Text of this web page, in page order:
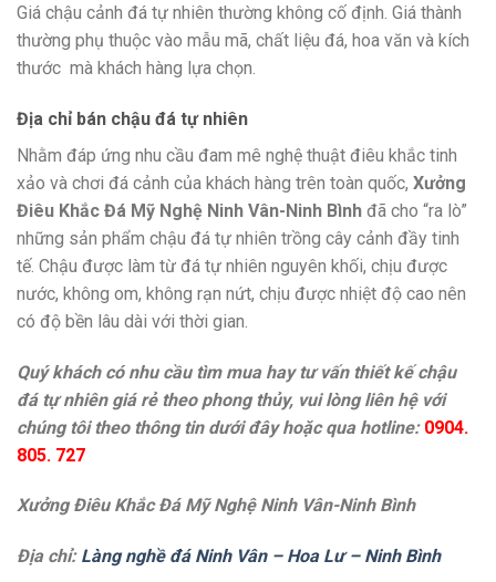
Giá chậu cảnh đá tự nhiên thường không cố định. Giá thành
thường phụ thuộc vào mẫu mã, chất liệu đá, hoa văn và kích
thước mà khách hàng lựa chọn.
Địa chỉ bán chậu đá tự nhiên
Nhằm đáp ứng nhu cầu đam mê nghệ thuật điêu khắc tinh
xảo và chơi đá cảnh của khách hàng trên toàn quốc, Xưởng
Điêu Khắc Đá Mỹ Nghệ Ninh Vân-Ninh Bình đã cho “ra lò”
những sản phẩm chậu đá tự nhiên trồng cây cảnh đầy tinh
tế. Chậu được làm từ đá tự nhiên nguyên khối, chịu được
nước, không om, không rạn nứt, chịu được nhiệt độ cao nên
có độ bền lâu dài với thời gian.
Quý khách có nhu cầu tìm mua hay tư vấn thiết kế chậu
đá tự nhiên giá rẻ theo phong thủy, vui lòng liên hệ với
chúng tôi theo thông tin dưới đây hoặc qua hotline: 0904.
805. 727
Xưởng Điêu Khắc Đá Mỹ Nghệ Ninh Vân-Ninh Bình
Địa chỉ: Làng nghề đá Ninh Vân – Hoa Lư – Ninh Bình